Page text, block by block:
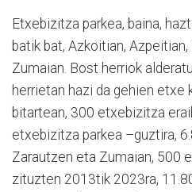
Etxebizitza parkea, baina,
batik bat, Azkoitian,
Zumaian. Bost herriok
herrietan hazi da gehien etxe
bitartean, 300 etxebizitza
etxebizitza parkea –guztira,
Zarautzen eta Zumaian, 500
zituzten 2013tik 2023ra,